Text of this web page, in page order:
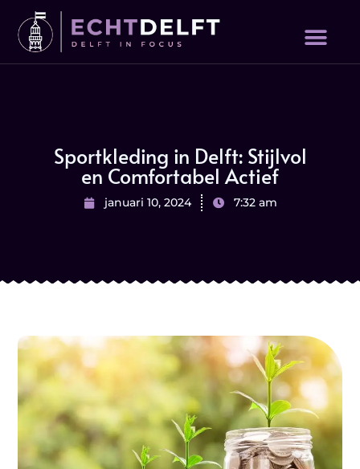
Sportkleding in Delft: Stijlvol
en Comfortabel Actief
januari 10, 2024 7:32 am